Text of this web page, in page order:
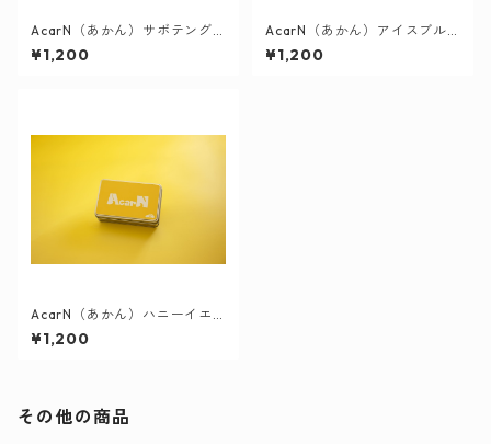
AcarN（あかん）サボテング
リーン
¥1,200
AcarN（あかん）アイスブル
ー
¥1,200
AcarN（あかん）ハニーイエ
ロー
¥1,200
その他の商品